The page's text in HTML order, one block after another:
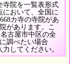
寺院を一覧表形式
において、全国に
カ寺の寺院があ
があります。こ
古屋市中区の全
調べたい場合
してください。